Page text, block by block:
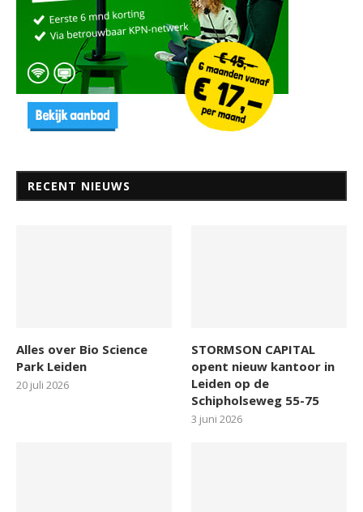
RECENT NIEUWS
Alles over Bio Science
Park Leiden
20 juli 2026
STORMSON CAPITAL
opent nieuw kantoor in
Leiden op de
Schipholseweg 55-75
3 juni 2026